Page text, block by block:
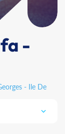
-
- Ile De